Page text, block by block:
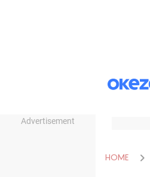
Advertisement
HOME